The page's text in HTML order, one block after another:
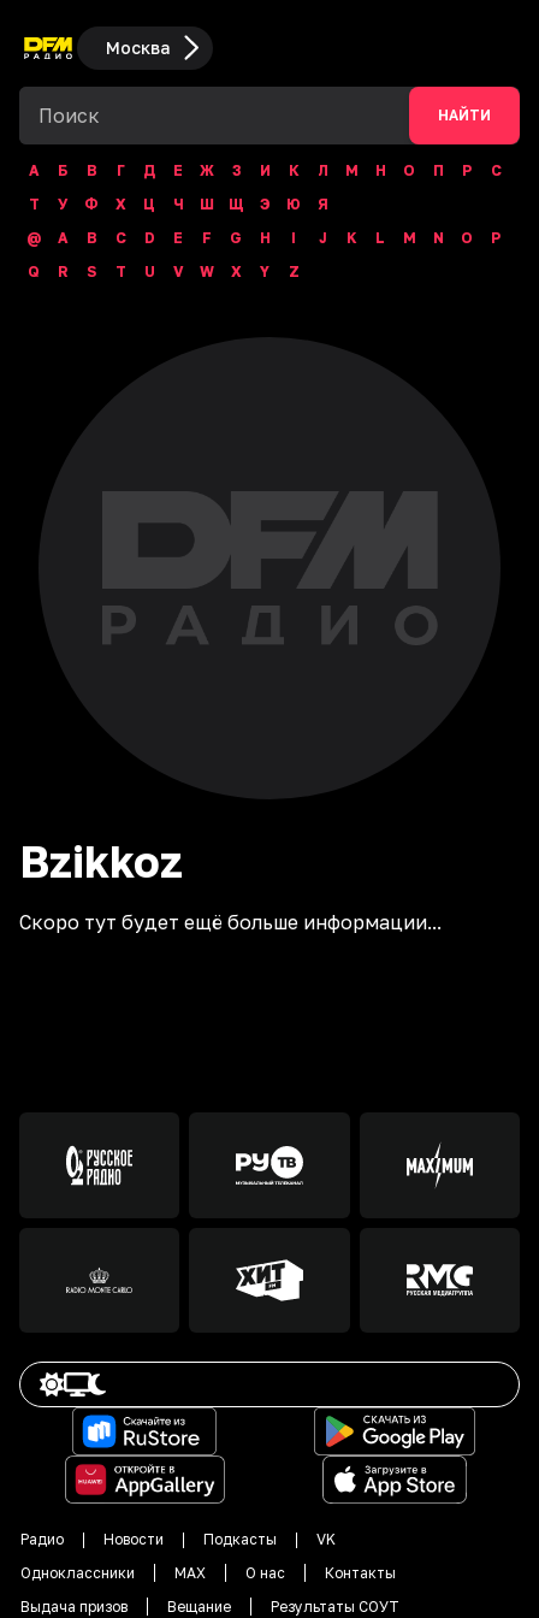
Москва
НАЙТИ
А Б В Г Д Е Ж З И К Л М Н О П Р
С
Т
У Ф Х Ц Ч Ш Щ Э Ю
Я
@
A B C D E F G H I J K L M N O
P
Q
R S T U V W X Y Z
Bzikkoz
Скоро тут будет ещё больше информации...
Радио Новости Подкасты
VK
Одноклассники
MAX О нас
Контакты
Выдача призов
Вещание Результаты СОУТ